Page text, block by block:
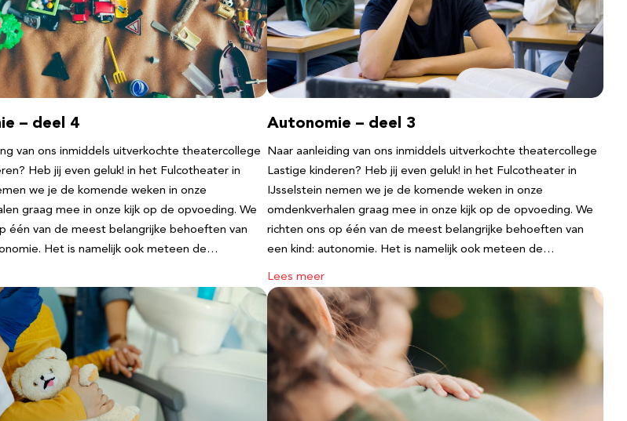
– deel 4
van ons inmiddels uitverkochte theatercollege
Heb jij even geluk! in het Fulcotheater in
we je de komende weken in onze
graag mee in onze kijk op de opvoeding. We
één van de meest belangrijke behoeften van
Het is namelijk ook meteen de…
Autonomie – deel 3
Naar aanleiding van ons inmiddels uitverkochte theatercollege
Lastige kinderen? Heb jij even geluk! in het Fulcotheater in
IJsselstein nemen we je de komende weken in onze
omdenkverhalen graag mee in onze kijk op de opvoeding. We
richten ons op één van de meest belangrijke behoeften van
een kind: autonomie. Het is namelijk ook meteen de…
Lees meer